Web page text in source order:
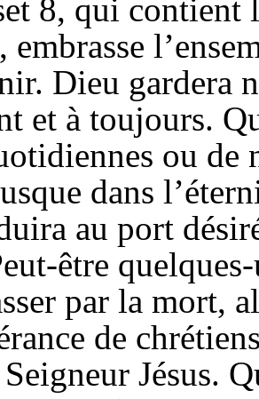
8, qui
embrasse
Dieu gardera
et à toujours.
ou de
dans
au port
être
par la mort,
de
Jésus.